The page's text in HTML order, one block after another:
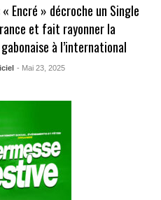
« Encré » décroche un Single
et fait rayonner la
à l’international
- Mai 23, 2025